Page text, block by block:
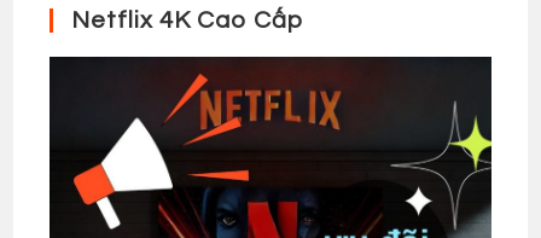
Netflix 4K Cao Cấp